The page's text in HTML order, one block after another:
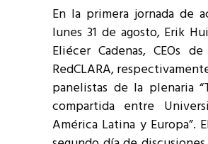
En la primera jornada de
lunes 31 de agosto, Erik
Eliécer Cadenas, CEOs
RedCLARA,
panelistas de la plenaria
compartida entre
América Latina y Europa”.